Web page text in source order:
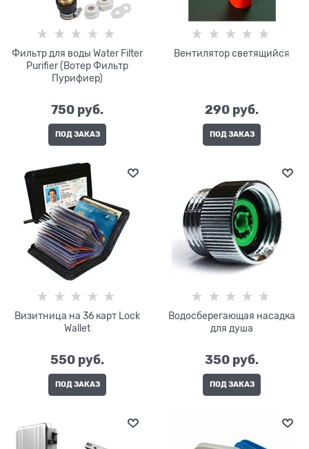
Фильтр для воды Water Filter
Purifier (Вотер Фильтр
Пурифиер)
750 руб.
ПОД ЗАКАЗ
Вентилятор светящийся
290 руб.
ПОД ЗАКАЗ
Визитница на 36 карт Lock
Wallet
550 руб.
ПОД ЗАКАЗ
Водосберегающая насадка
для душа
350 руб.
ПОД ЗАКАЗ